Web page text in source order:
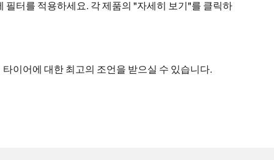
필터를 적용하세요. 각 제품의 "자세히 보기"를 클릭하
이어에 대한 최고의 조언을 받으실 수 있습니다.